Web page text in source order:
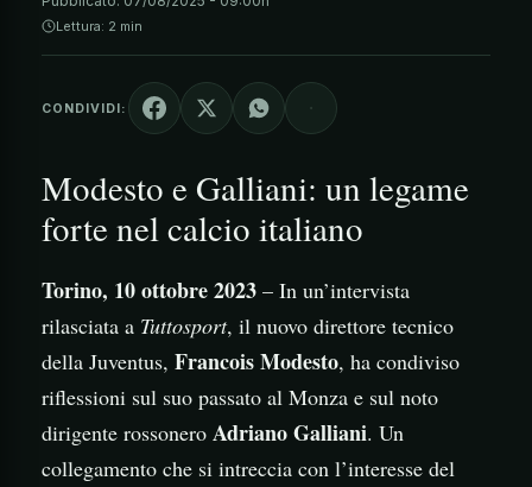
Lettura: 2 min
CONDIVIDI:
Modesto e Galliani: un legame
forte nel calcio italiano
Torino, 10 ottobre 2023 – In un’intervista
rilasciata a Tuttosport, il nuovo direttore tecnico
della Juventus, Francois Modesto, ha condiviso
riflessioni sul suo passato al Monza e sul noto
dirigente rossonero Adriano Galliani. Un
collegamento che si intreccia con l’interesse del